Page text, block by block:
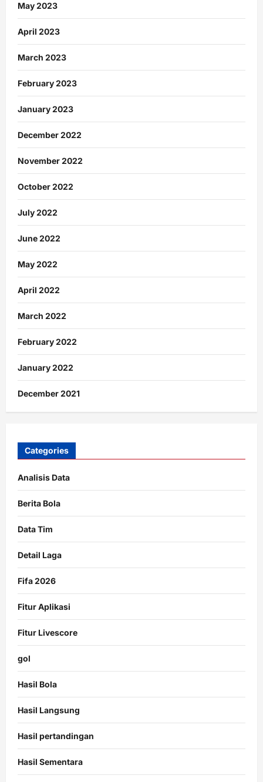
May 2023
April 2023
March 2023
February 2023
January 2023
December 2022
November 2022
October 2022
July 2022
June 2022
May 2022
April 2022
March 2022
February 2022
January 2022
December 2021
Categories
Analisis Data
Berita Bola
Data Tim
Detail Laga
Fifa 2026
Fitur Aplikasi
Fitur Livescore
gol
Hasil Bola
Hasil Langsung
Hasil pertandingan
Hasil Sementara